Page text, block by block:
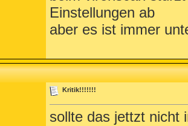
Einstellungen ab
aber es ist immer
Kritik!!!!!!!
sollte das jettzt nicht